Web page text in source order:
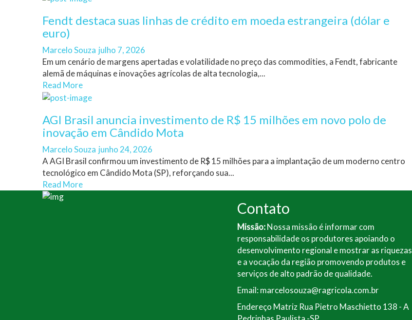
Fendt destaca suas linhas de crédito em moeda estrangeira (dólar e
euro)
Author
Marcelo Souza Posted
on
julho 7, 2026
Em um cenário de margens apertadas e volatilidade no preço das commodities, a Fendt, fabricante
alemã de máquinas e inovações agrícolas de alta tecnologia,...
Read More
AGI Brasil anuncia investimento de R$ 15 milhões em novo polo de
inovação em Cândido Mota
Author
Marcelo Souza Posted
on
junho 24, 2026
A AGI Brasil confirmou um investimento de R$ 15 milhões para a implantação de um moderno centro
tecnológico em Cândido Mota (SP), reforçando sua...
Read More
Contato
Missão:Nossa missão é informar com
responsabilidade os produtores apoiando o
desenvolvimento regional e mostrar as riquezas
e a vocação da região promovendo produtos e
serviços de alto padrão de qualidade.
Email: marcelosouza@ragricola.com.br
Endereço Matriz Rua Pietro Maschietto 138 - A